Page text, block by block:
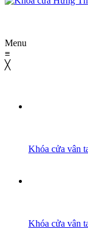
Menu
≡
╳
Khóa cửa vân
Khóa cửa vân